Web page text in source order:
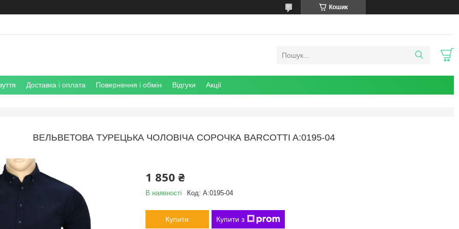
Кошик
Доставка і оплата Повернення і обмін Відгуки Акції
ВЕЛЬВЕТОВА ТУРЕЦЬКА ЧОЛОВІЧА СОРОЧКА BARCOTTI A:0195-04
1 850 ₴
В наявності Код: A:0195-04
Купити Купити з